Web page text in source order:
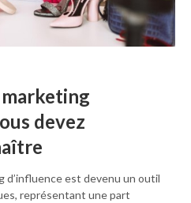
devez
d’influence est devenu un outil
représentant une part